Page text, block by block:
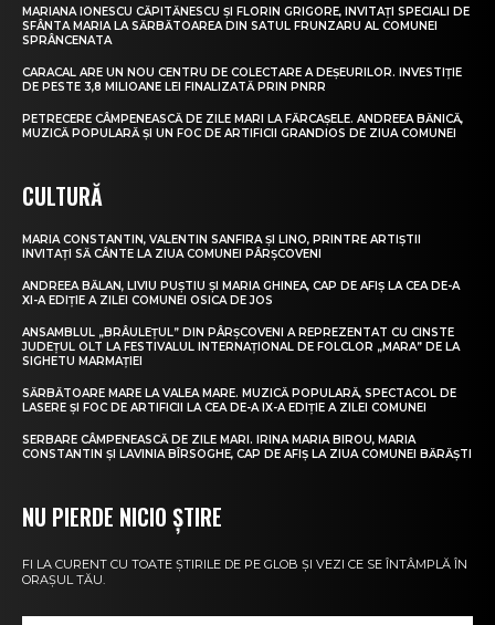
MARIANA IONESCU CĂPITĂNESCU ȘI FLORIN GRIGORE, INVITAȚI SPECIALI DE
SFÂNTA MARIA LA SĂRBĂTOAREA DIN SATUL FRUNZARU AL COMUNEI
SPRÂNCENATA
CARACAL ARE UN NOU CENTRU DE COLECTARE A DEȘEURILOR. INVESTIȚIE
DE PESTE 3,8 MILIOANE LEI FINALIZATĂ PRIN PNRR
PETRECERE CÂMPENEASCĂ DE ZILE MARI LA FĂRCAȘELE. ANDREEA BĂNICĂ,
MUZICĂ POPULARĂ ȘI UN FOC DE ARTIFICII GRANDIOS DE ZIUA COMUNEI
CULTURĂ
MARIA CONSTANTIN, VALENTIN SANFIRA ȘI LINO, PRINTRE ARTIȘTII
INVITAȚI SĂ CÂNTE LA ZIUA COMUNEI PÂRȘCOVENI
ANDREEA BĂLAN, LIVIU PUȘTIU ȘI MARIA GHINEA, CAP DE AFIȘ LA CEA DE-A
XI-A EDIȚIE A ZILEI COMUNEI OSICA DE JOS
ANSAMBLUL „BRÂULEȚUL” DIN PÂRȘCOVENI A REPREZENTAT CU CINSTE
JUDEȚUL OLT LA FESTIVALUL INTERNAȚIONAL DE FOLCLOR „MARA” DE LA
SIGHETU MARMAȚIEI
SĂRBĂTOARE MARE LA VALEA MARE. MUZICĂ POPULARĂ, SPECTACOL DE
LASERE ȘI FOC DE ARTIFICII LA CEA DE-A IX-A EDIȚIE A ZILEI COMUNEI
SERBARE CÂMPENEASCĂ DE ZILE MARI. IRINA MARIA BIROU, MARIA
CONSTANTIN ȘI LAVINIA BÎRSOGHE, CAP DE AFIȘ LA ZIUA COMUNEI BĂRĂȘTI
NU PIERDE NICIO ȘTIRE
FI LA CURENT CU TOATE ȘTIRILE DE PE GLOB ȘI VEZI CE SE ÎNTÂMPLĂ ÎN
ORAȘUL TĂU.